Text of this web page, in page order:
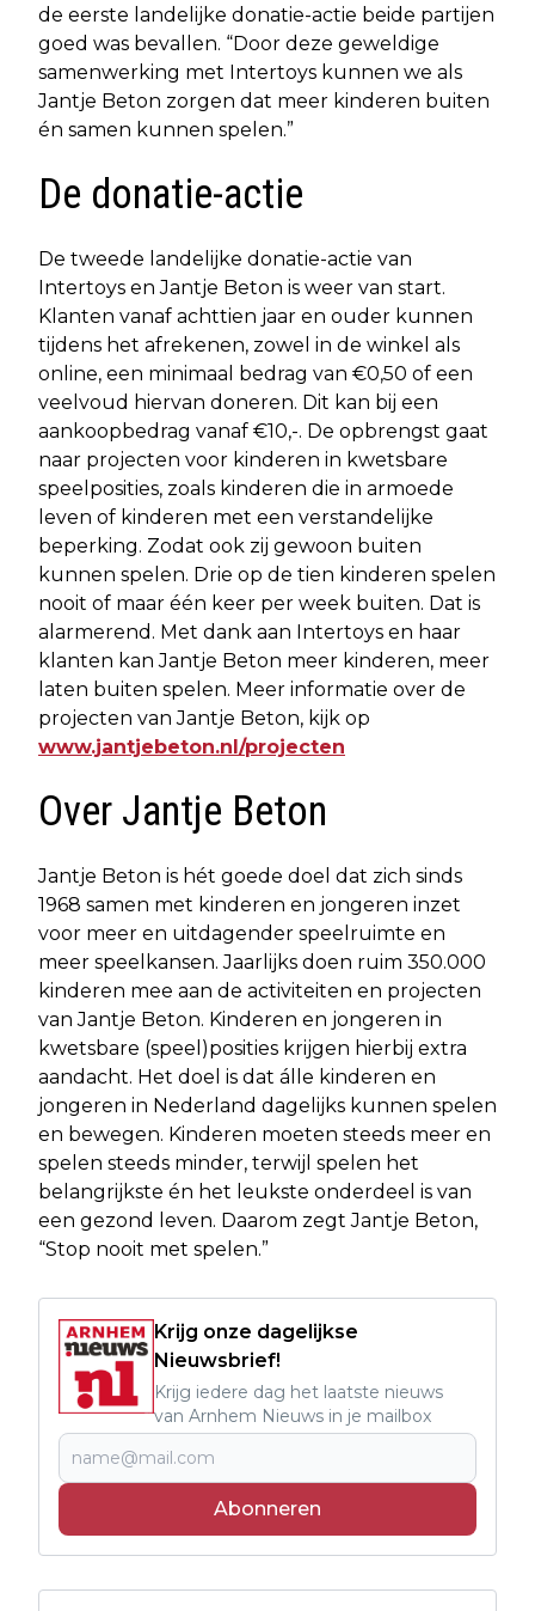
de eerste landelijke donatie-actie beide partijen
goed was bevallen. “Door deze geweldige
samenwerking met Intertoys kunnen we als
Jantje Beton zorgen dat meer kinderen buiten
én samen kunnen spelen.”
De donatie-actie
De tweede landelijke donatie-actie van
Intertoys en Jantje Beton is weer van start.
Klanten vanaf achttien jaar en ouder kunnen
tijdens het afrekenen, zowel in de winkel als
online, een minimaal bedrag van €0,50 of een
veelvoud hiervan doneren. Dit kan bij een
aankoopbedrag vanaf €10,-. De opbrengst gaat
naar projecten voor kinderen in kwetsbare
speelposities, zoals kinderen die in armoede
leven of kinderen met een verstandelijke
beperking. Zodat ook zij gewoon buiten
kunnen spelen. Drie op de tien kinderen spelen
nooit of maar één keer per week buiten. Dat is
alarmerend. Met dank aan Intertoys en haar
klanten kan Jantje Beton meer kinderen, meer
laten buiten spelen. Meer informatie over de
projecten van Jantje Beton, kijk op
www.jantjebeton.nl/projecten
Over Jantje Beton
Jantje Beton is hét goede doel dat zich sinds
1968 samen met kinderen en jongeren inzet
voor meer en uitdagender speelruimte en
meer speelkansen. Jaarlijks doen ruim 350.000
kinderen mee aan de activiteiten en projecten
van Jantje Beton. Kinderen en jongeren in
kwetsbare (speel)posities krijgen hierbij extra
aandacht. Het doel is dat álle kinderen en
jongeren in Nederland dagelijks kunnen spelen
en bewegen. Kinderen moeten steeds meer en
spelen steeds minder, terwijl spelen het
belangrijkste én het leukste onderdeel is van
een gezond leven. Daarom zegt Jantje Beton,
“Stop nooit met spelen.”
Krijg onze dagelijkse
Nieuwsbrief!
Krijg iedere dag het laatste nieuws
van Arnhem Nieuws in je mailbox
Abonneren